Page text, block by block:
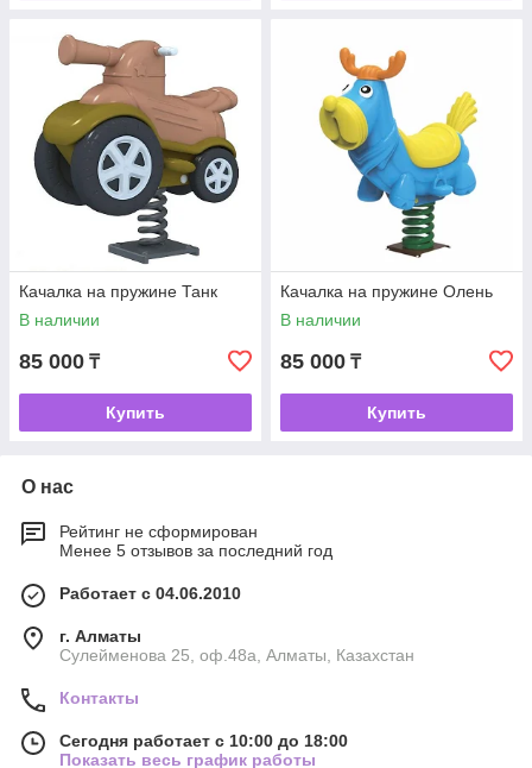
Качалка на пружине Танк
В наличии
85 000 ₸
Купить
Качалка на пружине Олень
В наличии
85 000 ₸
Купить
О нас
Рейтинг не сформирован
Менее 5 отзывов за последний год
Работает с 04.06.2010
г. Алматы
Сулейменова 25, оф.48а, Алматы, Казахстан
Контакты
Сегодня работает с 10:00 до 18:00
Показать весь график работы